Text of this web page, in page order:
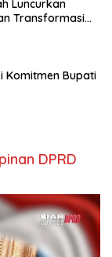
Luncurkan
Transformasi
Komitmen Bupati
DPRD